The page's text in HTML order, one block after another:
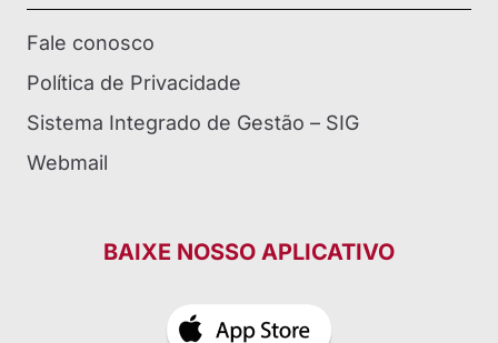
Fale conosco
Política de Privacidade
Sistema Integrado de Gestão – SIG
Webmail
BAIXE NOSSO APLICATIVO